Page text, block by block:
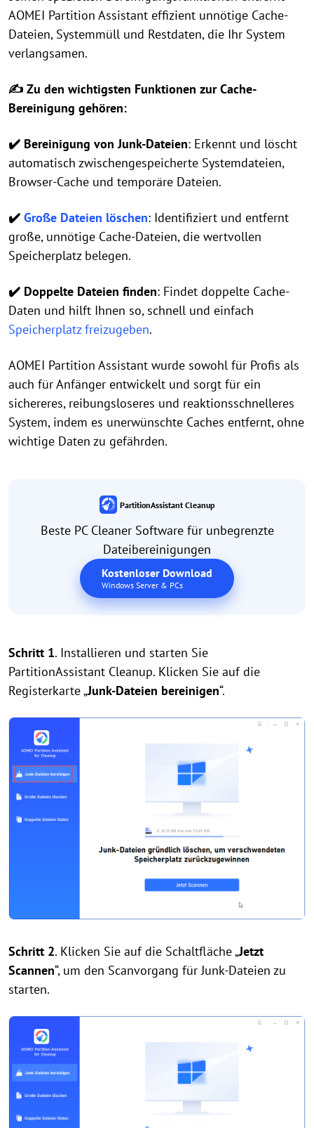
AOMEI Partition Assistant effizient unnötige Cache-
Dateien, Systemmüll und Restdaten, die Ihr System
verlangsamen.
✍ Zu den wichtigsten Funktionen zur Cache-
Bereinigung gehören:
✔️ Bereinigung von Junk-Dateien: Erkennt und löscht
automatisch zwischengespeicherte Systemdateien,
Browser-Cache und temporäre Dateien.
✔️ Große Dateien löschen: Identifiziert und entfernt
große, unnötige Cache-Dateien, die wertvollen
Speicherplatz belegen.
✔️ Doppelte Dateien finden: Findet doppelte Cache-
Daten und hilft Ihnen so, schnell und einfach
Speicherplatz freizugeben.
AOMEI Partition Assistant wurde sowohl für Profis als
auch für Anfänger entwickelt und sorgt für ein
sichereres, reibungsloseres und reaktionsschnelleres
System, indem es unerwünschte Caches entfernt, ohne
wichtige Daten zu gefährden.
PartitionAssistant Cleanup
Beste PC Cleaner Software für unbegrenzte
Dateibereinigungen
Kostenloser Download
Windows Server & PCs
Schritt 1. Installieren und starten Sie
PartitionAssistant Cleanup. Klicken Sie auf die
Registerkarte „Junk-Dateien bereinigen“.
Schritt 2. Klicken Sie auf die Schaltfläche „Jetzt
Scannen“, um den Scanvorgang für Junk-Dateien zu
starten.